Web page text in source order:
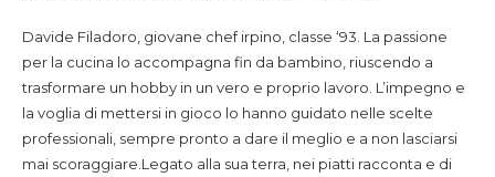
Davide Filadoro, giovane chef irpino, classe ‘93. La passione
per la cucina lo accompagna fin da bambino, riuscendo a
trasformare un hobby in un vero e proprio lavoro. L’impegno e
la voglia di mettersi in gioco lo hanno guidato nelle scelte
professionali, sempre pronto a dare il meglio e a non lasciarsi
mai scoraggiare.Legato alla sua terra, nei piatti racconta e di